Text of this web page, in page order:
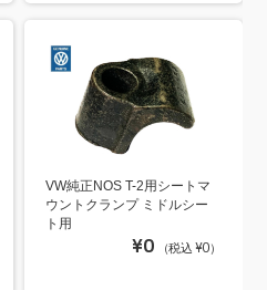
VW純正NOS T-2用シートマ
ウントクランプ ミドルシー
ト用
¥0 （税込 ¥0）